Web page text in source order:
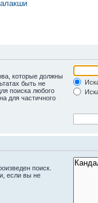
которые должны
быть не
поиска любого
для частичного
поиск.
если вы не